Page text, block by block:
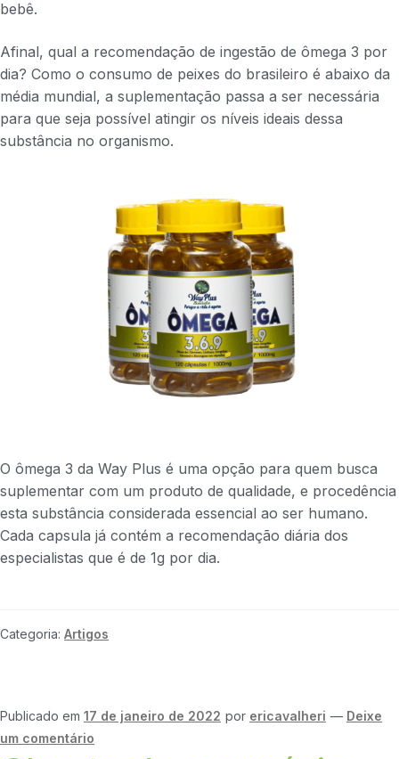
bebê.
Afinal, qual a recomendação de ingestão de ômega 3 por
dia? Como o consumo de peixes do brasileiro é abaixo da
média mundial, a suplementação passa a ser necessária
para que seja possível atingir os níveis ideais dessa
substância no organismo.
O ômega 3 da Way Plus é uma opção para quem busca
suplementar com um produto de qualidade, e procedência
esta substância considerada essencial ao ser humano.
Cada capsula já contém a recomendação diária dos
especialistas que é de 1g por dia.
Categoria: Artigos
Publicado em 17 de janeiro de 2022 por ericavalheri — Deixe
um comentário